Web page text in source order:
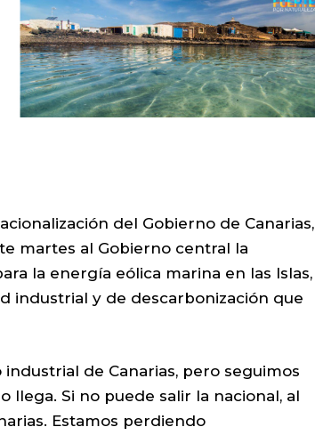
del Gobierno de Canarias,
martes al Gobierno central la
la energía eólica marina en las Islas,
industrial y de descarbonización que
de Canarias, pero seguimos
llega. Si no puede salir la nacional, al
Estamos perdiendo